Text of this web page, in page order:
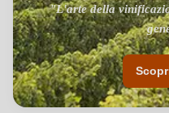
"L'arte della